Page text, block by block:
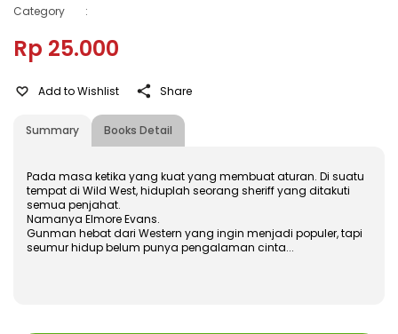
Category
:
Rp 25.000
Summary Books Detail
Add to Wishlist Share
Pada masa ketika yang kuat yang membuat aturan. Di suatu
tempat di Wild West, hiduplah seorang sheriff yang ditakuti
semua penjahat.
Namanya Elmore Evans.
Gunman hebat dari Western yang ingin menjadi populer, tapi
seumur hidup belum punya pengalaman cinta...
ISBN :
978-602-480-549-4